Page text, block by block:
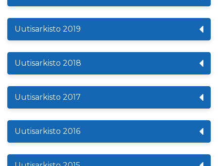
Uutisarkisto 2019
Uutisarkisto 2018
Uutisarkisto 2017
Uutisarkisto 2016